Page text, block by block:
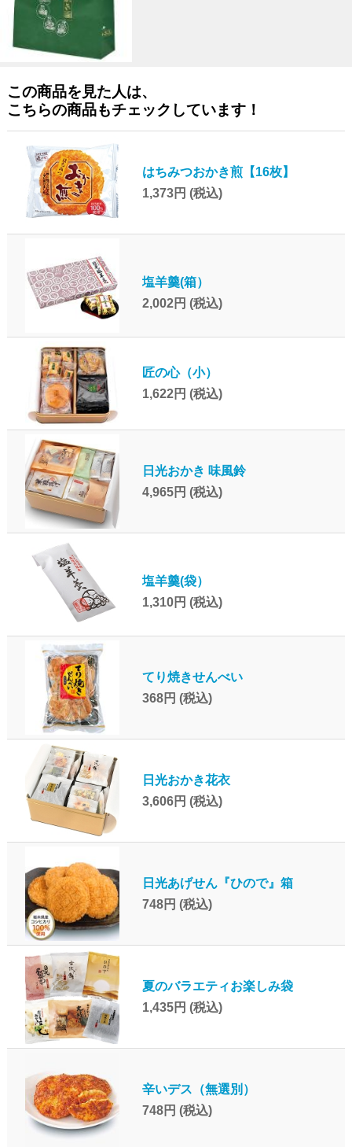
この商品を見た人は、
こちらの商品もチェックしています！
はちみつおかき煎【16枚】
1,373円 (税込)
塩羊羹(箱）
2,002円 (税込)
匠の心（小）
1,622円 (税込)
日光おかき 味風鈴
4,965円 (税込)
塩羊羹(袋）
1,310円 (税込)
てり焼きせんべい
368円 (税込)
日光おかき花衣
3,606円 (税込)
日光あげせん『ひので』箱
748円 (税込)
夏のバラエティお楽しみ袋
1,435円 (税込)
辛いデス（無選別）
748円 (税込)